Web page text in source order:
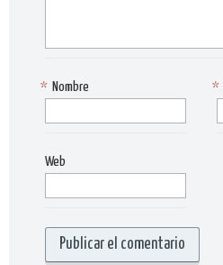
Nombre
* *
Web